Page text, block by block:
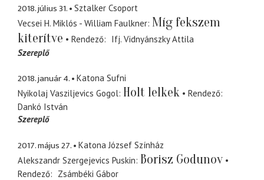
2018. július 31.
Sztalker Csoport
Vecsei H. Miklós - William Faulkner Míg fekszem
kiterítve
Rendező
Ifj. Vidnyánszky Attila
Szereplő
2018. január 4.
Katona Sufni
Nyikolaj Vasziljevics Gogol Holt lelkek
Rendező
Dankó István
Szereplő
2017. május 27.
Katona József Színház
Alekszandr Szergejevics Puskin Borisz Godunov
Rendező
Zsámbéki Gábor